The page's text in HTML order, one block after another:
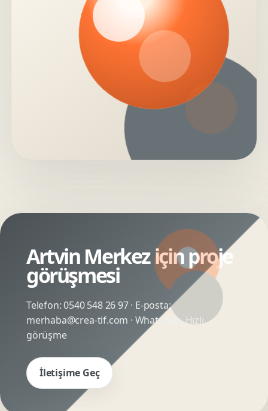
Artvin Merkez için proje
görüşmesi
Telefon:0540 548 26 97· E-posta:
merhaba@crea-tif.com · WhatsApp:Hızlı
görüşme
İletişime Geç